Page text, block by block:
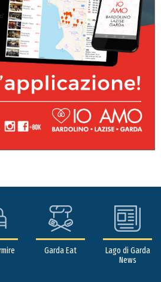
Garda Eat
Lago di Garda
News